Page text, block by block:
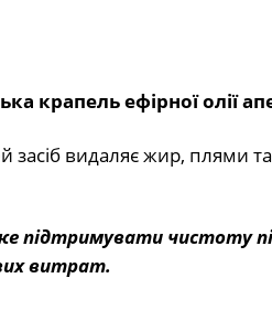
крапель ефірної олії
засіб видаляє жир, плями
підтримувати чистоту
витрат.